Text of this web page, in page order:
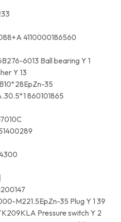
4110000186560
6013 Ball bearing Y 1
Y 13
35
860101865
M221.5EpZn-35 Plug Y 1 39
Pressure switch Y 2